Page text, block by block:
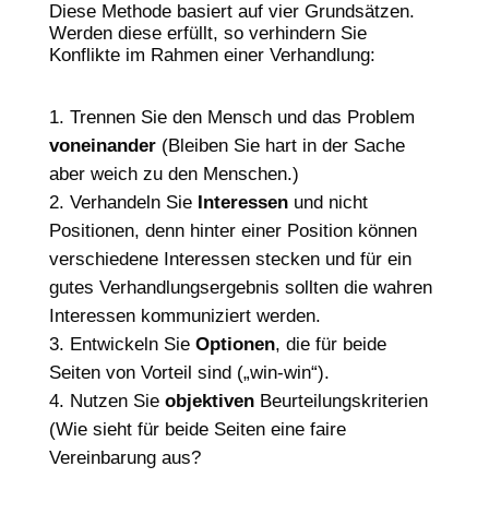
Diese Methode basiert auf vier Grundsätzen.
Werden diese erfüllt, so verhindern Sie
Konflikte im Rahmen einer Verhandlung:
Trennen Sie den Mensch und das Problem
voneinander (Bleiben Sie hart in der Sache
aber weich zu den Menschen.)
Verhandeln Sie Interessenund nicht
Positionen, denn hinter einer Position können
verschiedene Interessen stecken und für ein
gutes Verhandlungsergebnis sollten die wahren
Interessen kommuniziert werden.
Entwickeln Sie Optionen, die für beide
Seiten von Vorteil sind („win-win“).
Nutzen Sie objektivenBeurteilungskriterien
(Wie sieht für beide Seiten eine faire
Vereinbarung aus?